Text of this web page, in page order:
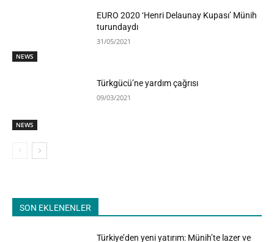
NEWS
EURO 2020 ‘Henri Delaunay Kupası’ Münih
turundaydı
31/05/2021
NEWS
Türkgücü’ne yardım çağrısı
09/03/2021
SON EKLENENLER
Türkiye’den yeni yatırım: Münih’te lazer ve